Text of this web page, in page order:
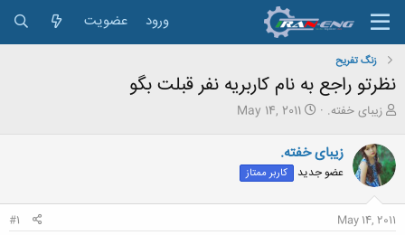
ورود عضویت
زنگ تفريح
نظرتو راجع به نام کاربریه نفر قبلت بگو
ش
و
ع
ک
ن
ن
د
زیبای خفته.
ت
ر
ی
خ
ر
May 14, 2011
زیبای خفته.
عضو جدید کاربر ممتاز
May 14, 2011
#1